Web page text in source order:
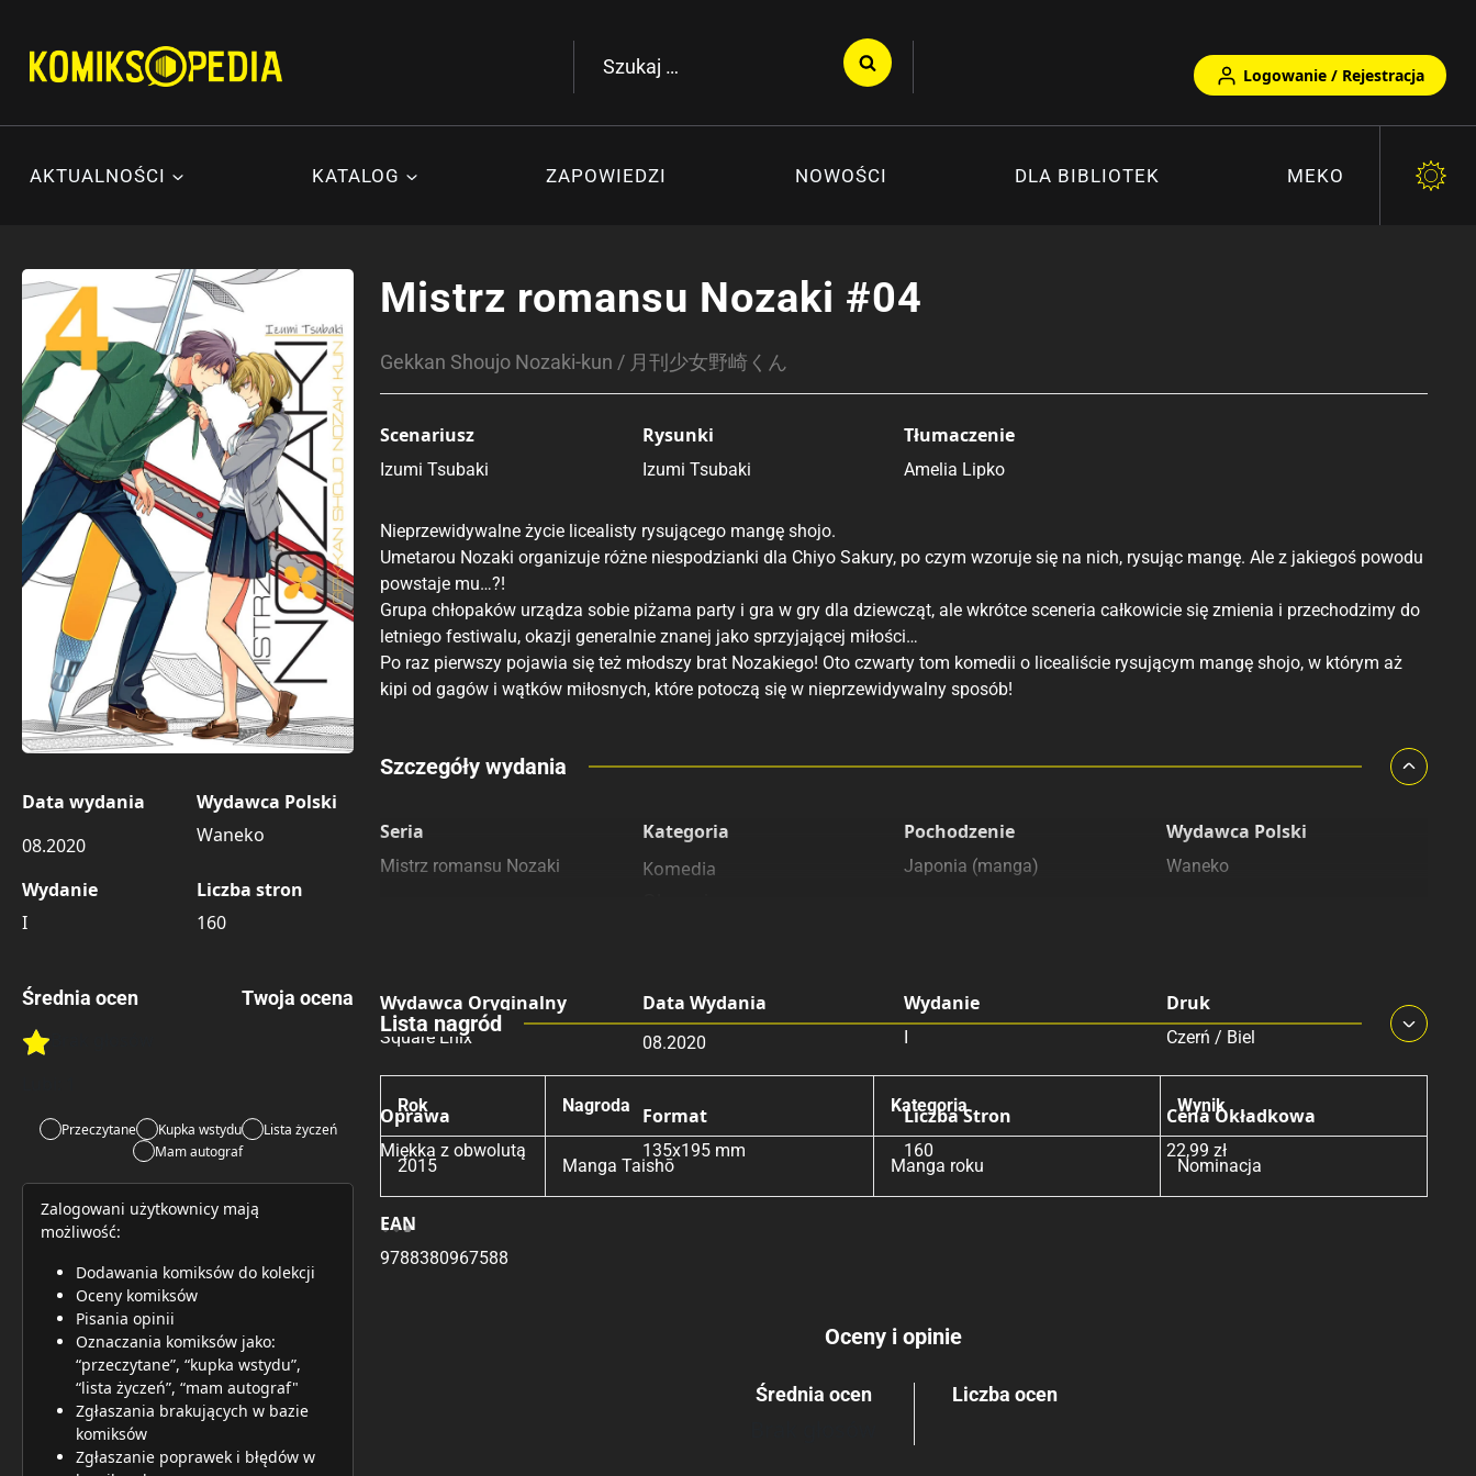
treści
Szukaj:
Logowanie / Rejestracja
AKTUALNOŚCI KATALOG ZAPOWIEDZI NOWOŚCI DLA BIBLIOTEK MEKO
Data wydania
08.2020
Wydawca Polski
Waneko
Wydanie
I
Liczba stron
160
Średnia ocen
Rate this item: Submit Rating
Twoja ocena
Przeczytane Kupka wstydu
Lista życzeń
Mam autograf
Zalogowani użytkownicy mają
możliwość:
Dodawania komiksów do kolekcji
Oceny komiksów
Pisania opinii
Oznaczania komiksów jako:
“przeczytane”, “kupka wstydu”,
“lista życzeń”, “mam autograf"
Zgłaszania brakujących w bazie
komiksów
Zgłaszanie poprawek i błędów w
Mistrz romansu Nozaki #04
Gekkan Shoujo Nozaki-kun / 月刊少女野崎くん
Scenariusz
Izumi Tsubaki
Rysunki
Izumi Tsubaki
Tłumaczenie
Amelia Lipko
Nieprzewidywalne życie licealisty rysującego mangę shojo.
Umetarou Nozaki organizuje różne niespodzianki dla Chiyo Sakury, po czym wzoruje się na nich, rysując mangę. Ale z jakiegoś powodu
powstaje mu…?!
Grupa chłopaków urządza sobie piżama party i gra w gry dla dziewcząt, ale wkrótce sceneria całkowicie się zmienia i przechodzimy do
letniego festiwalu, okazji generalnie znanej jako sprzyjającej miłości…
Po raz pierwszy pojawia się też młodszy brat Nozakiego! Oto czwarty tom komedii o licealiście rysującym mangę shojo, w którym aż
kipi od gagów i wątków miłosnych, które potoczą się w nieprzewidywalny sposób!
Porównaj ceny
Szczegóły wydania
Seria
Mistrz romansu Nozaki
Kategoria
Komedia
Pochodzenie
Japonia (manga)
Wydawca Polski
Waneko
Wydawca Oryginalny
Square Enix
Data Wydania
08.2020
Wydanie
I
Druk
Czerń / Biel
Oprawa
Miękka z obwolutą
Format
135x195 mm
Liczba Stron
160
Cena Okładkowa
22,99 zł
EAN
9788380967588
Lista nagród
Rok Nagroda Kategoria Wynik
2015 Manga Taishō Manga roku Nominacja
Oceny i opinie
Średnia ocen Liczba ocen